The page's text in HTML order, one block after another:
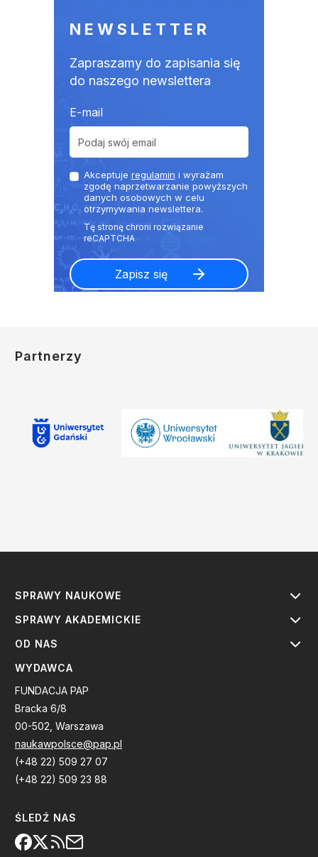
NEWSLETTER
Zapraszamy do zapisania się
do naszego newslettera
E-mail
Akceptuje regulamin i wyrażam
zgodę naprzetwarzanie powyższych
danych osobowych w celu
otrzymywania newslettera.
Partnerzy
SPRAWY NAUKOWE
SPRAWY AKADEMICKIE
OD NAS
WYDAWCA
FUNDACJA PAP
Bracka 6/8
00-502, Warszawa
naukawpolsce@pap.pl
(+48 22) 509 27 07
(+48 22) 509 23 88
ŚLEDŹ NAS